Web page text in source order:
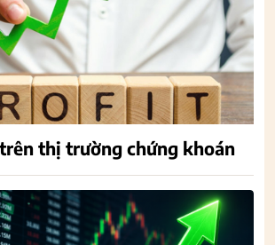
thị trường chứng khoán